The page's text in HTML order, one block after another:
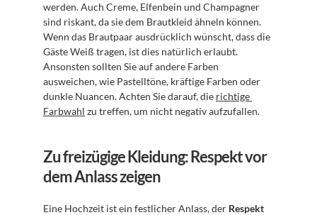
werden. Auch Creme, Elfenbein und Champagner
sind riskant, da sie dem Brautkleid ähneln können.
Wenn das Brautpaar ausdrücklich wünscht, dass die
Gäste Weiß tragen, ist dies natürlich erlaubt.
Ansonsten sollten Sie auf andere Farben
ausweichen, wie Pastelltöne, kräftige Farben oder
dunkle Nuancen. Achten Sie darauf, die richtige
Farbwahl zu treffen, um nicht negativ aufzufallen.
Zu freizügige Kleidung: Respekt vor
dem Anlass zeigen
Eine Hochzeit ist ein festlicher Anlass, der Respekt